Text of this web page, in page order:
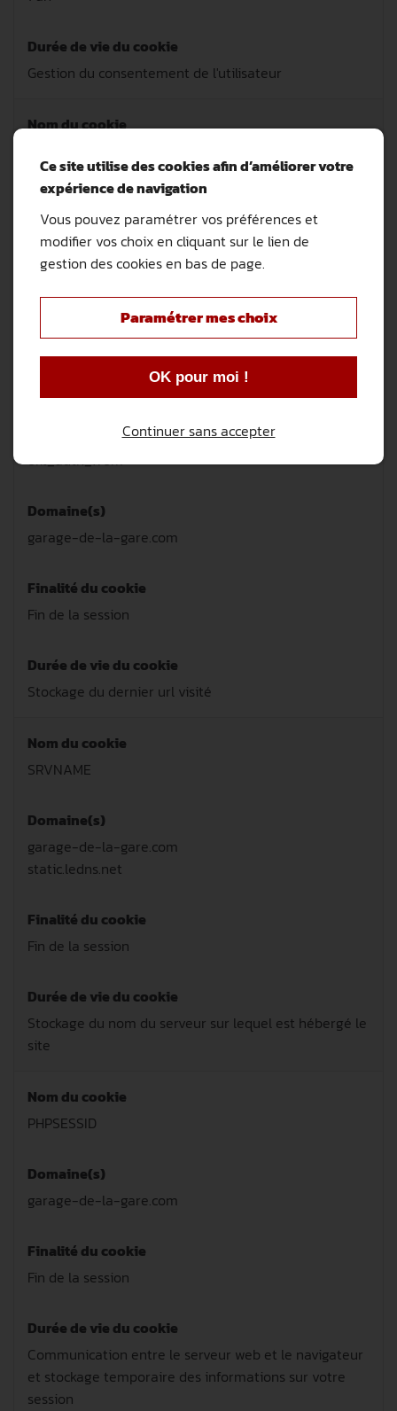
Durée de vie du cookie
Gestion du consentement de l'utilisateur
Nom du cookie
Domaine(s)
garage-de-la-gare.com
Finalité du cookie
14 jours
Durée de vie du cookie
Stockage de la langue utilisée sur le site
Nom du cookie
okt_auth_from
Domaine(s)
garage-de-la-gare.com
Finalité du cookie
Fin de la session
Durée de vie du cookie
Stockage du dernier url visité
Nom du cookie
SRVNAME
Domaine(s)
garage-de-la-gare.com
static.ledns.net
Finalité du cookie
Fin de la session
Durée de vie du cookie
Stockage du nom du serveur sur lequel est hébergé le
site
Nom du cookie
PHPSESSID
Domaine(s)
garage-de-la-gare.com
Finalité du cookie
Fin de la session
Durée de vie du cookie
Communication entre le serveur web et le navigateur
et stockage temporaire des informations sur votre
session
Ce site utilise des cookies afin d’améliorer votre
expérience de navigation
Vous pouvez paramétrer vos préférences et
modifier vos choix en cliquant sur le lien de
gestion des cookies en bas de page.
Paramétrer mes choix
OK pour moi !
Continuer sans accepter